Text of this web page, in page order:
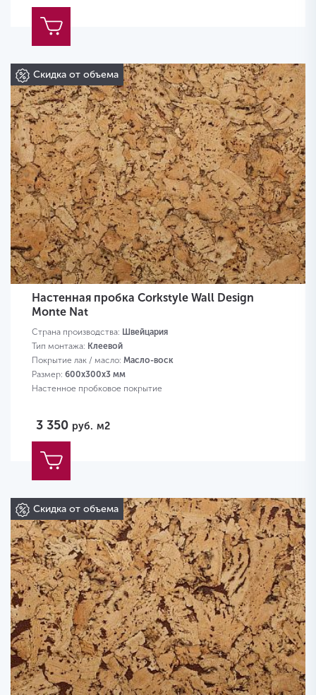
Скидка от объема
Настенная пробка Corkstyle Wall Design
Monte Nat
Страна производства: Швейцария
Тип монтажа: Клеевой
Покрытие лак / масло: Масло-воск
Размер: 600х300х3 мм
Настенное пробковое покрытие
3 350 руб. м2
Скидка от объема